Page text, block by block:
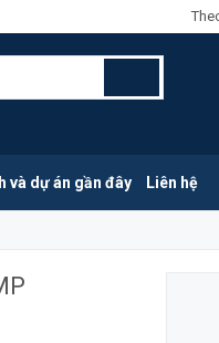
và dự án gần đây Liên hệ
NGAY